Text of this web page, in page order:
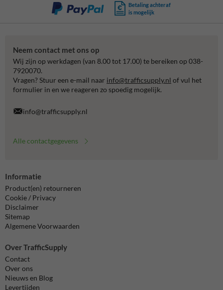
Betaling achteraf
is mogelijk
Neem contact met ons op
Wij zijn op werkdagen (van 8.00 tot 17.00) te bereiken op 038-
7920070.
Vragen? Stuur een e-mail naar info@trafficsupply.nl of vul het
formulier in en we reageren zo spoedig mogelijk.
info@trafficsupply.nl
Alle contactgegevens
Informatie
Product(en) retourneren
Cookie / Privacy
Disclaimer
Sitemap
Algemene Voorwaarden
Over TrafficSupply
Contact
Over ons
Nieuws en Blog
Levertijden